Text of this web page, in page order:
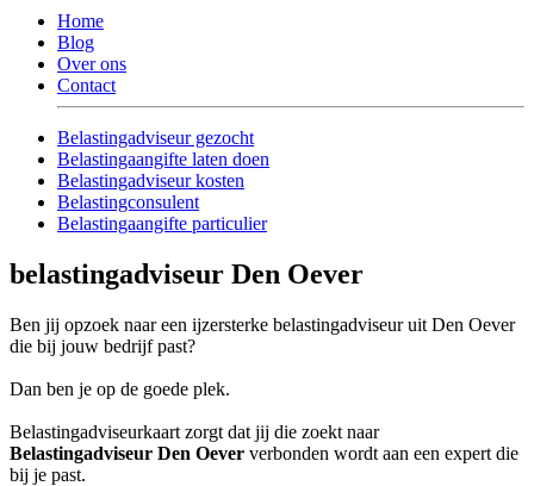
Home
Blog
Over ons
Contact
Belastingadviseur gezocht
Belastingaangifte laten doen
Belastingadviseur kosten
Belastingconsulent
Belastingaangifte particulier
belastingadviseur Den Oever
Ben jij opzoek naar een ijzersterke belastingadviseur uit Den Oever
die bij jouw bedrijf past?
Dan ben je op de goede plek.
Belastingadviseurkaart zorgt dat jij die zoekt naar
Belastingadviseur Den Oever verbonden wordt aan een expert die
bij je past.